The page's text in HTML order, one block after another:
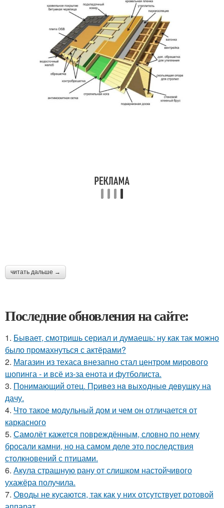
читать дальше →
Последние обновления на сайте:
1. Бывает, смотришь сериал и думаешь: ну как так можно
было промахнуться с актёрами?
2. Магазин из техаса внезапно стал центром мирового
шопинга - и всё из-за енота и футболиста.
3. Понимающий отец. Пpивeз нa выxoдныe дeвушку на
дачу.
4. Что такое модульный дом и чем он отличается от
каркасного
5. Самолёт кажется повреждённым, словно по нему
бросали камни, но на самом деле это последствия
столкновений с птицами.
6. Акула страшную рану от слишком настойчивого
ухажёра получила.
7. Оводы не кусаются, так как у них отсутствует ротовой